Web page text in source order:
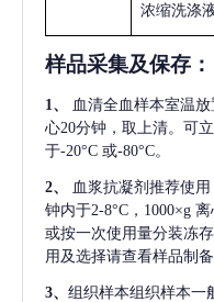
浓缩洗涤
样品采集及保存 ：
1、 血清全血样本室温放
心20分钟，取上清。可
于-20°C 或-80°C。
2、 血浆抗凝剂推荐使用
钟内于2-8°C，1000×g
或按一次使用量分装冻
用及选择请查看样品制备
3、 组织样本组织样本一